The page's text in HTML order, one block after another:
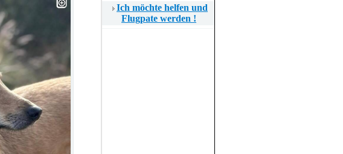
Ich möchte helfen und
Flugpate werden !